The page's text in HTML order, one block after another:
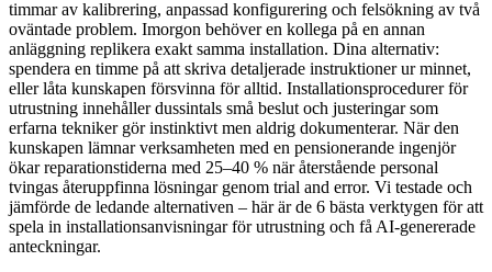
timmar av kalibrering, anpassad konfigurering och felsökning av två
oväntade problem. Imorgon behöver en kollega på en annan
anläggning replikera exakt samma installation. Dina alternativ:
spendera en timme på att skriva detaljerade instruktioner ur minnet,
eller låta kunskapen försvinna för alltid. Installationsprocedurer för
utrustning innehåller dussintals små beslut och justeringar som
erfarna tekniker gör instinktivt men aldrig dokumenterar. När den
kunskapen lämnar verksamheten med en pensionerande ingenjör
ökar reparationstiderna med 25–40 % när återstående personal
tvingas återuppfinna lösningar genom trial and error. Vi testade och
jämförde de ledande alternativen – här är de 6 bästa verktygen för att
spela in installationsanvisningar för utrustning och få AI-genererade
anteckningar.